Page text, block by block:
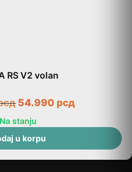
RS V2 volan
54.990 рсд
Na stanju
u korpu